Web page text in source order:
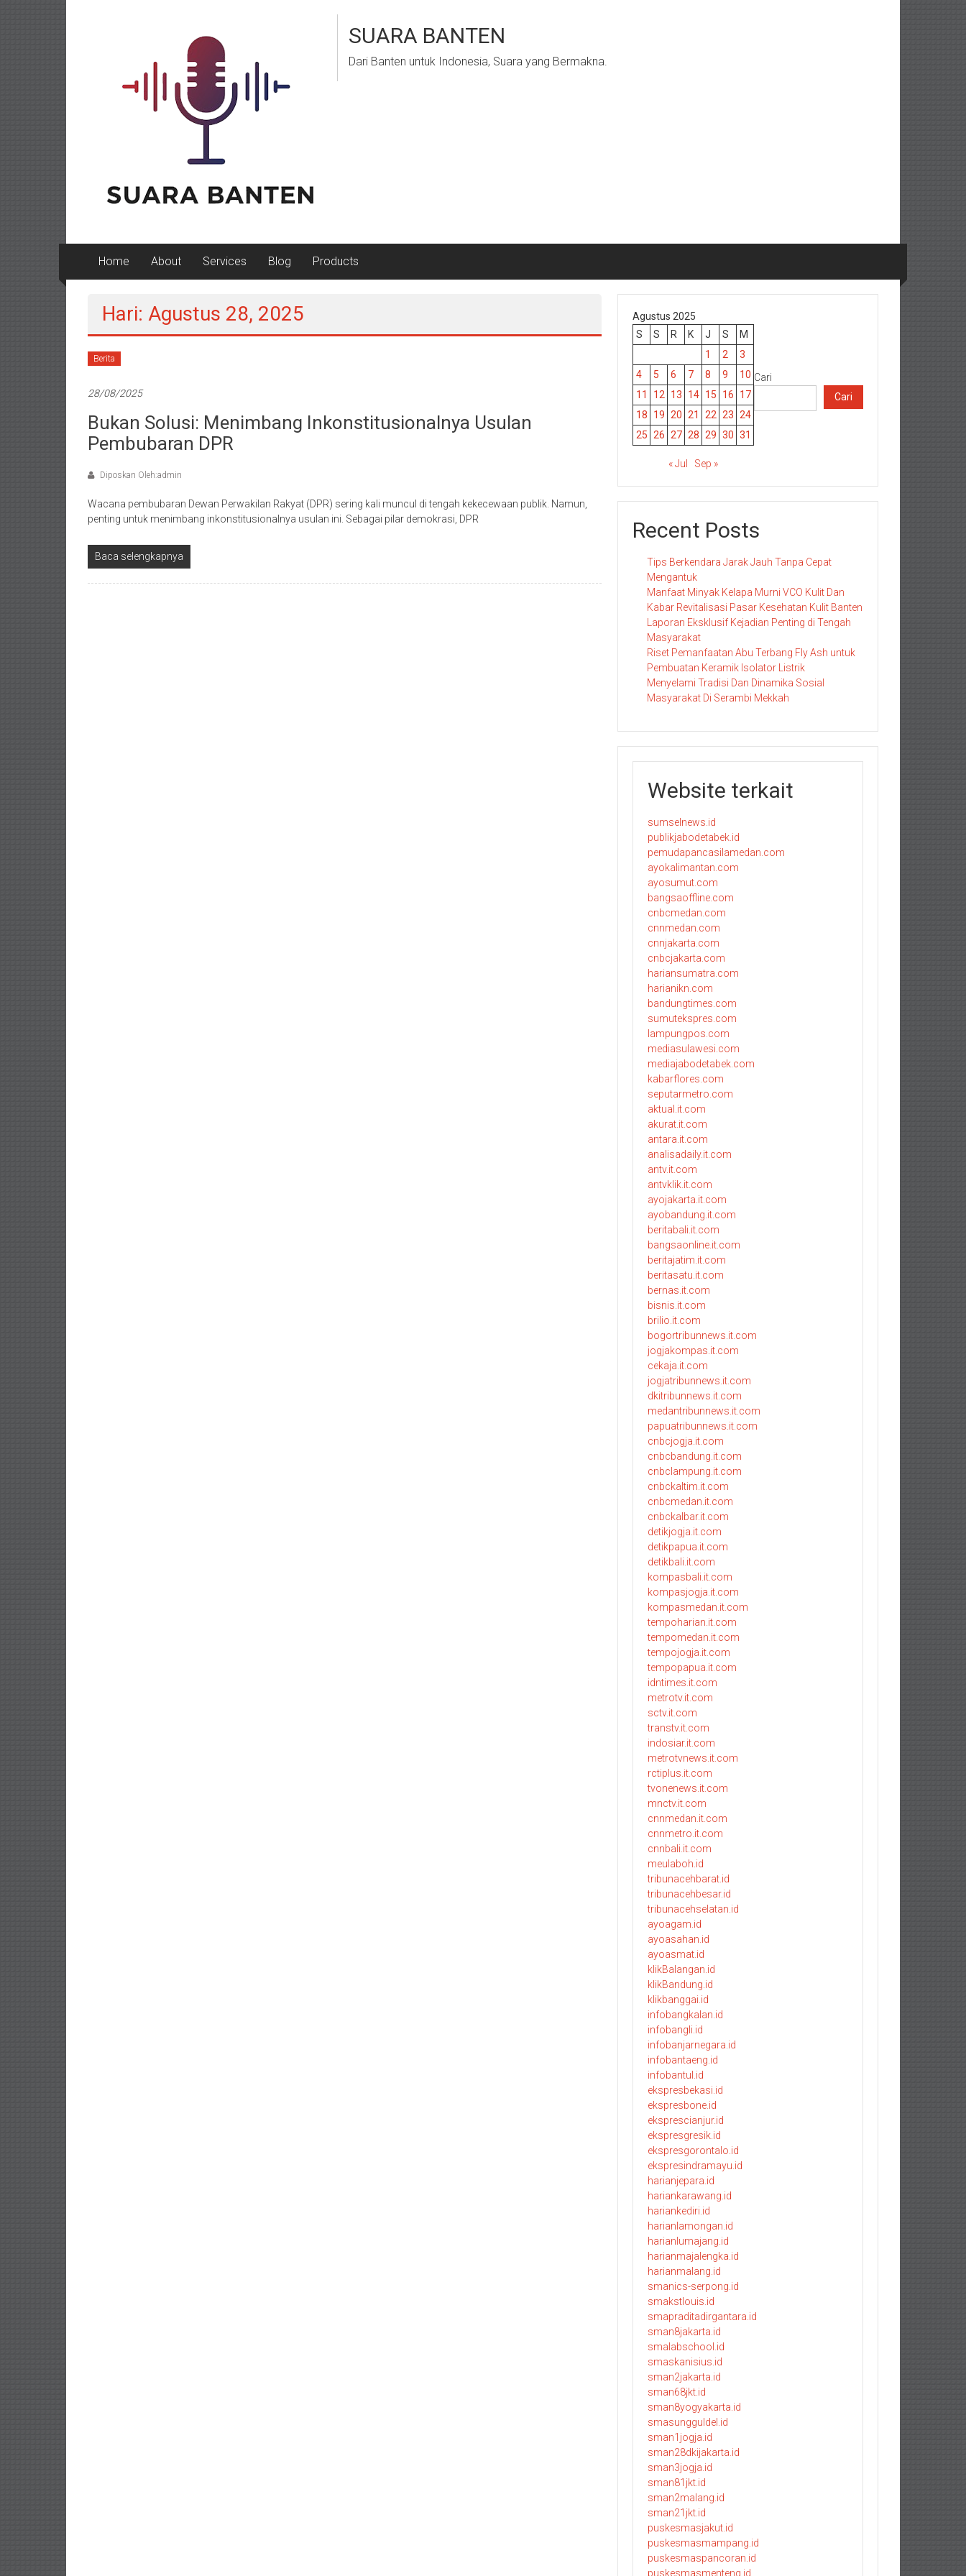
SUARA BANTEN
Dari Banten untuk Indonesia, Suara yang Bermakna.
Home About Services Blog Products
Hari: Agustus 28, 2025
Berita
28/08/2025
Bukan Solusi: Menimbang Inkonstitusionalnya Usulan
Pembubaran DPR
Diposkan Oleh:admin
Wacana pembubaran Dewan Perwakilan Rakyat (DPR) sering kali muncul di tengah kekecewaan publik. Namun,
penting untuk menimbang inkonstitusionalnya usulan ini. Sebagai pilar demokrasi, DPR
Baca selengkapnya
Agustus 2025
S
S R K J S
M
1
2
3
4
5 6 7 8 9
10
11
12 13 14 15 16
17
18
19 20 21 22 23 24
25 26 27 28 29 30 31
« Jul Sep »
Cari
Cari
Recent Posts
Tips Berkendara Jarak Jauh Tanpa Cepat
Mengantuk
Manfaat Minyak Kelapa Murni VCO Kulit Dan
Kabar Revitalisasi Pasar Kesehatan Kulit Banten
Laporan Eksklusif Kejadian Penting di Tengah
Masyarakat
Riset Pemanfaatan Abu Terbang Fly Ash untuk
Pembuatan Keramik Isolator Listrik
Menyelami Tradisi Dan Dinamika Sosial
Masyarakat Di Serambi Mekkah
Website terkait
sumselnews.id
publikjabodetabek.id
pemudapancasilamedan.com
ayokalimantan.com
ayosumut.com
bangsaoffline.com
cnbcmedan.com
cnnmedan.com
cnnjakarta.com
cnbcjakarta.com
hariansumatra.com
harianikn.com
bandungtimes.com
sumutekspres.com
lampungpos.com
mediasulawesi.com
mediajabodetabek.com
kabarflores.com
seputarmetro.com
aktual.it.com
akurat.it.com
antara.it.com
analisadaily.it.com
antv.it.com
antvklik.it.com
ayojakarta.it.com
ayobandung.it.com
beritabali.it.com
bangsaonline.it.com
beritajatim.it.com
beritasatu.it.com
bernas.it.com
bisnis.it.com
brilio.it.com
bogortribunnews.it.com
jogjakompas.it.com
cekaja.it.com
jogjatribunnews.it.com
dkitribunnews.it.com
medantribunnews.it.com
papuatribunnews.it.com
cnbcjogja.it.com
cnbcbandung.it.com
cnbclampung.it.com
cnbckaltim.it.com
cnbcmedan.it.com
cnbckalbar.it.com
detikjogja.it.com
detikpapua.it.com
detikbali.it.com
kompasbali.it.com
kompasjogja.it.com
kompasmedan.it.com
tempoharian.it.com
tempomedan.it.com
tempojogja.it.com
tempopapua.it.com
idntimes.it.com
metrotv.it.com
sctv.it.com
transtv.it.com
indosiar.it.com
metrotvnews.it.com
rctiplus.it.com
tvonenews.it.com
mnctv.it.com
cnnmedan.it.com
cnnmetro.it.com
cnnbali.it.com
meulaboh.id
tribunacehbarat.id
tribunacehbesar.id
tribunacehselatan.id
ayoagam.id
ayoasahan.id
ayoasmat.id
klikBalangan.id
klikBandung.id
klikbanggai.id
infobangkalan.id
infobangli.id
infobanjarnegara.id
infobantaeng.id
infobantul.id
ekspresbekasi.id
ekspresbone.id
eksprescianjur.id
ekspresgresik.id
ekspresgorontalo.id
ekspresindramayu.id
harianjepara.id
hariankarawang.id
hariankediri.id
harianlamongan.id
harianlumajang.id
harianmajalengka.id
harianmalang.id
smanics-serpong.id
smakstlouis.id
smapraditadirgantara.id
sman8jakarta.id
smalabschool.id
smaskanisius.id
sman2jakarta.id
sman68jkt.id
sman8yogyakarta.id
smasungguldel.id
sman1jogja.id
sman28dkijakarta.id
sman3jogja.id
sman81jkt.id
sman2malang.id
sman21jkt.id
puskesmasjakut.id
puskesmasmampang.id
puskesmaspancoran.id
puskesmasmenteng.id